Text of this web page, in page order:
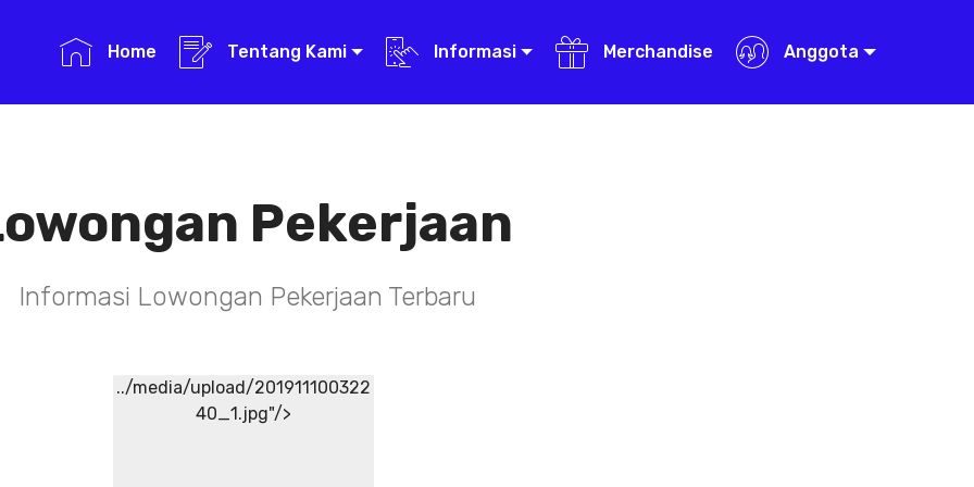
Home Tentang Kami Informasi Merchandise Anggota
Pekerjaan
Informasi Lowongan Pekerjaan Terbaru
../media/upload/201911100322
40_1.jpg"/>
TENAGA TEKNIS